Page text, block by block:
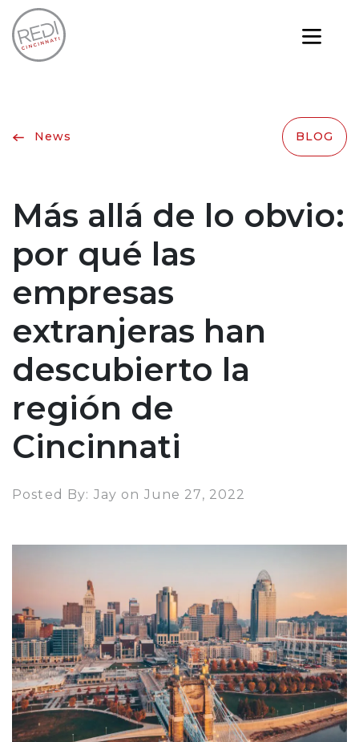
News BLOG
Más allá de lo obvio:
por qué las
empresas
extranjeras han
descubierto la
región de
Cincinnati
Posted By: Jay on June 27, 2022